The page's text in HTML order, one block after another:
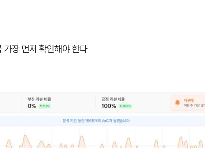
장 먼저 확인해야 한다